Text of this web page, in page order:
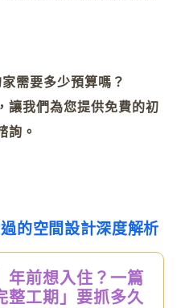
需要多少預算嗎？
，讓我們為您提供免費的初
詢。
的空間設計深度解析
年前想入住？一篇
整工期」要抓多久